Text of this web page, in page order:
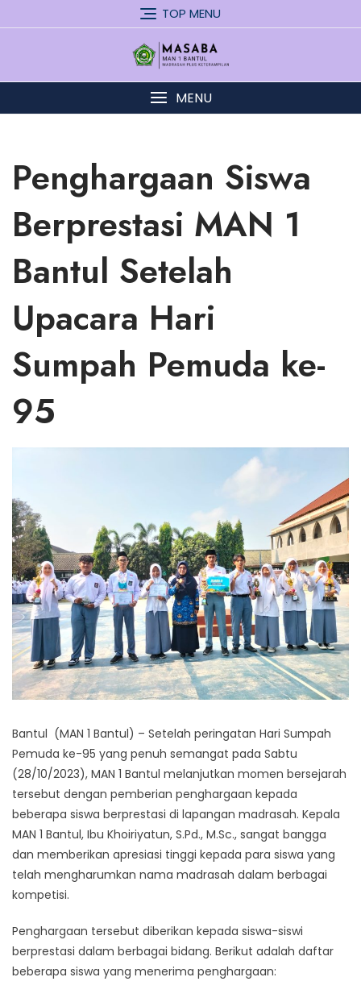
to
TOP MENU
MENU
Penghargaan Siswa
Berprestasi MAN 1
Bantul Setelah
Upacara Hari
Sumpah Pemuda ke-
95
Bantul (MAN 1 Bantul) – Setelah peringatan Hari Sumpah
Pemuda ke-95 yang penuh semangat pada Sabtu
(28/10/2023), MAN 1 Bantul melanjutkan momen bersejarah
tersebut dengan pemberian penghargaan kepada
beberapa siswa berprestasi di lapangan madrasah. Kepala
MAN 1 Bantul, Ibu Khoiriyatun, S.Pd., M.Sc., sangat bangga
dan memberikan apresiasi tinggi kepada para siswa yang
telah mengharumkan nama madrasah dalam berbagai
kompetisi.
Penghargaan tersebut diberikan kepada siswa-siswi
berprestasi dalam berbagai bidang. Berikut adalah daftar
beberapa siswa yang menerima penghargaan: